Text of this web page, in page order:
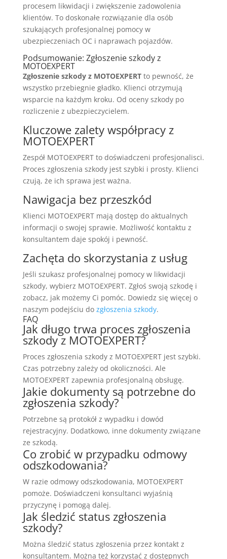
procesem likwidacji i zwiększenie zadowolenia
klientów. To doskonałe rozwiązanie dla osób
szukających profesjonalnej pomocy w
ubezpieczeniach OC i naprawach pojazdów.
Podsumowanie: Zgłoszenie szkody z
MOTOEXPERT
Zgłoszenie szkody z MOTOEXPERTto pewność, że
wszystko przebiegnie gładko. Klienci otrzymują
wsparcie na każdym kroku. Od oceny szkody po
rozliczenie z ubezpieczycielem.
Kluczowe zalety współpracy z
MOTOEXPERT
Zespół MOTOEXPERT to doświadczeni profesjonalisci.
Proces zgłoszenia szkody jest szybki i prosty. Klienci
czują, że ich sprawa jest ważna.
Nawigacja bez przeszkód
Klienci MOTOEXPERT mają dostęp do aktualnych
informacji o swojej sprawie. Możliwość kontaktu z
konsultantem daje spokój i pewność.
Zachęta do skorzystania z usług
Jeśli szukasz profesjonalnej pomocy w likwidacji
szkody, wybierz MOTOEXPERT. Zgłoś swoją szkodę i
zobacz, jak możemy Ci pomóc. Dowiedz się więcej o
naszym podejściu do zgłoszenia szkody.
FAQ
Jak długo trwa proces zgłoszenia
szkody z MOTOEXPERT?
Proces zgłoszenia szkody z MOTOEXPERT jest szybki.
Czas potrzebny zależy od okoliczności. Ale
MOTOEXPERT zapewnia profesjonalną obsługę.
Jakie dokumenty są potrzebne do
zgłoszenia szkody?
Potrzebne są protokół z wypadku i dowód
rejestracyjny. Dodatkowo, inne dokumenty związane
ze szkodą.
Co zrobić w przypadku odmowy
odszkodowania?
W razie odmowy odszkodowania, MOTOEXPERT
pomoże. Doświadczeni konsultanci wyjaśnią
przyczynę i pomogą dalej.
Jak śledzić status zgłoszenia
szkody?
Można śledzić status zgłoszenia przez kontakt z
konsultantem. Można też korzystać z dostępnych